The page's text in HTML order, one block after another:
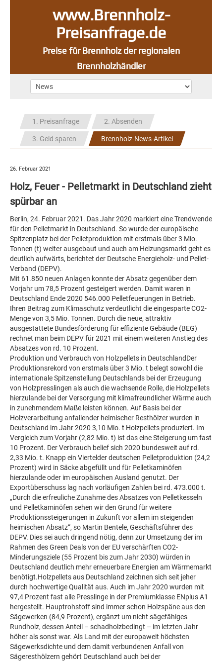
www.Brennholz-
Preisanfrage.de
Preise für Brennholz der regionalen
Brennholzhändler
1. Preisanfrage 2. Absenden
3. Geld sparen Brennholz-News-Artikel
26. Februar 2021
Holz, Feuer - Pelletmarkt in Deutschland zieht
spürbar an
Berlin, 24. Februar 2021. Das Jahr 2020 markiert eine Trendwende
für den Pelletmarkt in Deutschland. So wurde der europäische
Spitzenplatz bei der Pelletproduktion mit erstmals über 3 Mio.
Tonnen (t) weiter ausgebaut und auch am Heizungsmarkt geht es
deutlich aufwärts, berichtet der Deutsche Energieholz- und Pellet-
Verband (DEPV).
Mit 61.850 neuen Anlagen konnte der Absatz gegenüber dem
Vorjahr um 78,5 Prozent gesteigert werden. Damit waren in
Deutschland Ende 2020 546.000 Pelletfeuerungen in Betrieb.
Ihren Beitrag zum Klimaschutz verdeutlicht die eingesparte CO2-
Menge von 3,5 Mio. Tonnen. Durch die neue, attraktiv
ausgestattete Bundesförderung für effiziente Gebäude (BEG)
rechnet man beim DEPV für 2021 mit einem weiteren Anstieg des
Absatzes von rd. 10 Prozent.
Produktion und Verbrauch von Holzpellets in DeutschlandDer
Produktionsrekord von erstmals über 3 Mio. t belegt sowohl die
internationale Spitzenstellung Deutschlands bei der Erzeugung
von Holzpresslingen als auch die wachsende Rolle, die Holzpellets
hierzulande bei der Versorgung mit klimafreundlicher Wärme auch
in zunehmendem Maße leisten können. Auf Basis bei der
Holzverarbeitung anfallender heimischer Resthölzer wurden in
Deutschland im Jahr 2020 3,10 Mio. t Holzpellets produziert. Im
Vergleich zum Vorjahr (2,82 Mio. t) ist das eine Steigerung um fast
10 Prozent. Der Verbrauch belief sich 2020 bundesweit auf rd.
2,33 Mio. t. Knapp ein Viertelder deutschen Pelletproduktion (24,2
Prozent) wird in Säcke abgefüllt und für Pelletkaminöfen
hierzulande oder im europäischen Ausland genutzt. Der
Exportüberschuss lag nach vorläufigen Zahlen bei rd. 473.000 t.
„Durch die erfreuliche Zunahme des Absatzes von Pelletkesseln
und Pelletkaminöfen sehen wir den Grund für weitere
Produktionssteigerungen in Zukunft vor allem im steigenden
heimischen Absatz“, so Martin Bentele, Geschäftsführer des
DEPV. Dies sei auch dringend nötig, denn zur Umsetzung der im
Rahmen des Green Deals von der EU verschärften CO2-
Minderungsziele (55 Prozent bis zum Jahr 2030) würden in
Deutschland deutlich mehr erneuerbare Energien am Wärmemarkt
benötigt.Holzpellets aus Deutschland zeichnen sich seit jeher
durch hochwertige Qualität aus. Auch im Jahr 2020 wurden mit
97,4 Prozent fast alle Presslinge in der Premiumklasse ENplus A1
hergestellt. Hauptrohstoff sind immer schon Holzspäne aus den
Sägewerken (84,9 Prozent), ergänzt um nicht sägefähiges
Rundholz, dessen Anteil – schadholzbedingt – im letzten Jahr
höher als sonst war. Als Land mit der europaweit höchsten
Sägewerksdichte und dem damit verbundenen Anfall von
Sägeresthölzern gehört Deutschland auch bei der